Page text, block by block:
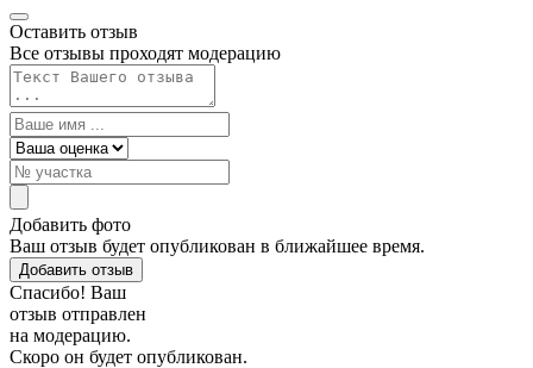
Оставить отзыв
Все отзывы проходят модерацию
Добавить фото
Ваш отзыв будет опубликован в ближайшее время.
Добавить отзыв
Спасибо! Ваш
отзыв отправлен
на модерацию.
Скоро он будет опубликован.